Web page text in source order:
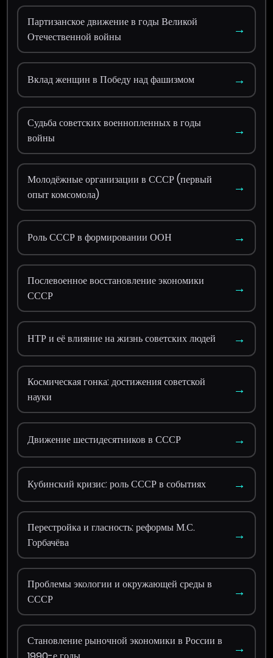
Партизанское движение в годы Великой
Отечественной войны
→
Вклад женщин в Победу над фашизмом →
Судьба советских военнопленных в годы
войны
→
Молодёжные организации в СССР (первый
опыт комсомола)
→
Роль СССР в формировании ООН →
Послевоенное восстановление экономики
СССР
→
НТР и её влияние на жизнь советских людей →
Космическая гонка: достижения советской
науки
→
Движение шестидесятников в СССР →
Кубинский кризис: роль СССР в событиях →
Перестройка и гласность: реформы М.С.
Горбачёва
→
Проблемы экологии и окружающей среды в
СССР
→
Становление рыночной экономики в России в
→